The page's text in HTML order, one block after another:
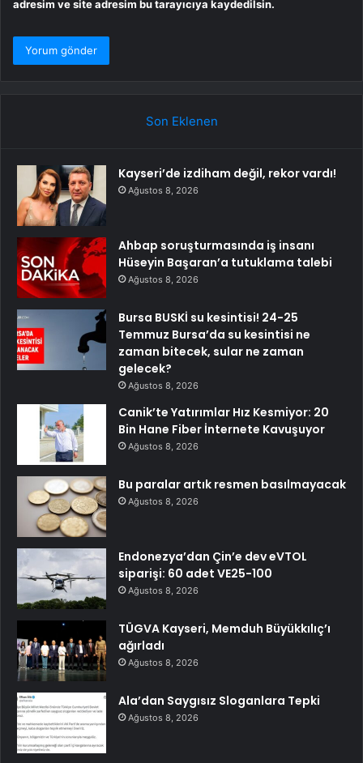
adresim ve site adresim bu tarayıcıya kaydedilsin.
Son Eklenen
Kayseri’de izdiham değil, rekor vardı!
Ağustos 8, 2026
Ahbap soruşturmasında iş insanı
Hüseyin Başaran’a tutuklama talebi
Ağustos 8, 2026
Bursa BUSKİ su kesintisi! 24-25
Temmuz Bursa’da su kesintisi ne
zaman bitecek, sular ne zaman
gelecek?
Ağustos 8, 2026
Canik’te Yatırımlar Hız Kesmiyor: 20
Bin Hane Fiber İnternete Kavuşuyor
Ağustos 8, 2026
Bu paralar artık resmen basılmayacak
Ağustos 8, 2026
Endonezya’dan Çin’e dev eVTOL
siparişi: 60 adet VE25-100
Ağustos 8, 2026
TÜGVA Kayseri, Memduh Büyükkılıç’ı
ağırladı
Ağustos 8, 2026
Ala’dan Saygısız Sloganlara Tepki
Ağustos 8, 2026